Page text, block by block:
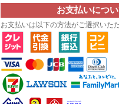
お支払いにつ
お支払いは以下の方法がご選択いた